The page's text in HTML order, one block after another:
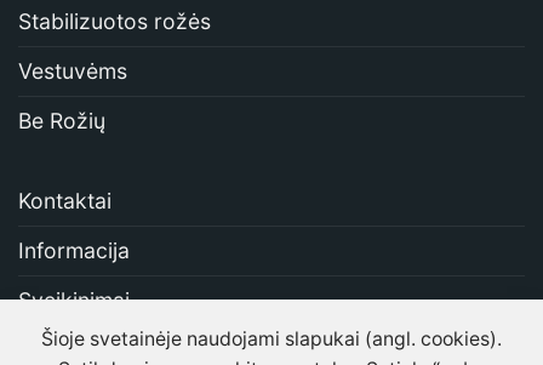
Stabilizuotos rožės
Vestuvėms
Be Rožių
Kontaktai
Informacija
Sveikinimai
Apie mus
Šioje svetainėje naudojami slapukai (angl. cookies).